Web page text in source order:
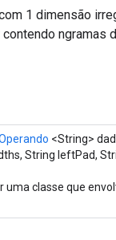
1 dimensão
ngramas
<String>
String leftPad,
uma classe que